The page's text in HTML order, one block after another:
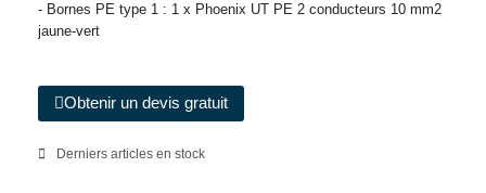
- Bornes PE type 1 : 1 x Phoenix UT PE 2 conducteurs 10 mm2
jaune-vert
Obtenir un devis gratuit
Derniers articles en stock